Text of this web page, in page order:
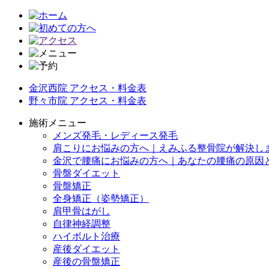
金沢西院 アクセス・料金表
野々市院 アクセス・料金表
施術メニュー
メンズ発毛・レディース発毛
肩こりにお悩みの方へ｜えみふる整骨院が解決し
金沢で腰痛にお悩みの方へ｜あなたの腰痛の原因
骨盤ダイエット
骨盤矯正
全身矯正（姿勢矯正）
肩甲骨はがし
自律神経調整
ハイボルト治療
産後ダイエット
産後の骨盤矯正